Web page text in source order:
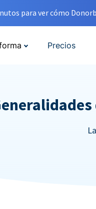
para ver cómo
Precios